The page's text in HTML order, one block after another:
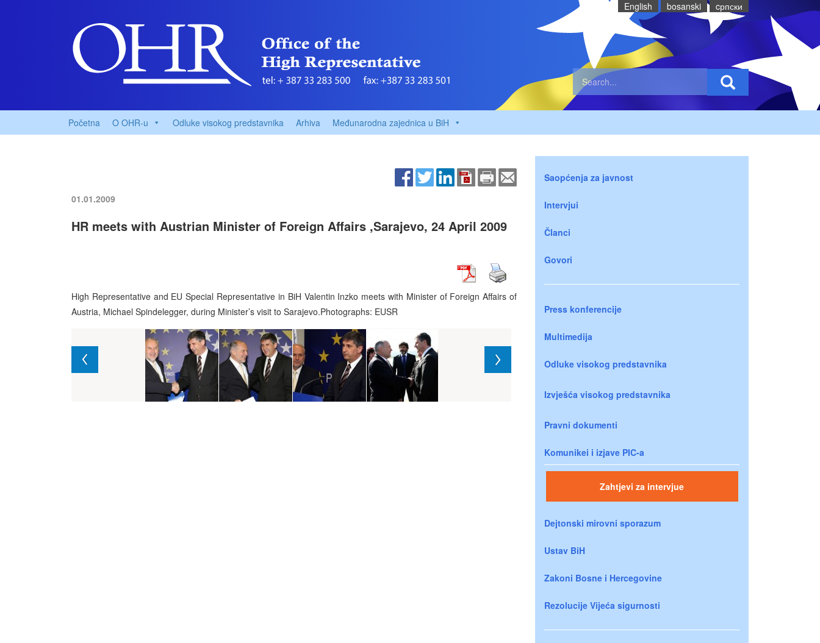
English bosanski cрпски
Početna O OHR-u Odluke visokog predstavnika Arhiva Međunarodna zajednica u BiH
01.01.2009
HR meets with Austrian Minister of Foreign Affairs ,Sarajevo, 24 April 2009
High Representative and EU Special Representative in BiH Valentin Inzko meets with Minister of Foreign Affairs of
Austria, Michael Spindelegger, during Minister’s visit to Sarajevo.Photographs: EUSR
Saopćenja za javnost
Intervjui
Članci
Govori
Press konferencije
Multimedija
Odluke visokog predstavnika
Izvješća visokog predstavnika
Pravni dokumenti
Komunikei i izjave PIC-a
Zahtjevi za intervjue
Dejtonski mirovni sporazum
Ustav BiH
Zakoni Bosne i Hercegovine
Rezolucije Vijeća sigurnosti